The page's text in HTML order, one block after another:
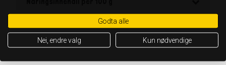
OBS! Det är alltid ingrediensförteckningen på förpackningen som gäller
Godta alle
Nei, endre valg Kun nødvendige